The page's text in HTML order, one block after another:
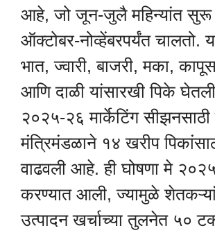
आहे, जो जून-जुलै महिन्यांत सुरू
ऑक्टोबर-नोव्हेंबरपर्यंत चालतो.
भात, ज्वारी, बाजरी, मका,
आणि दाळी यांसारखी पिके
२०२५-२६ मार्केटिंग
मंत्रिमंडळाने १४ खरीप
वाढवली आहे. ही घोषणा मे
करण्यात आली, ज्यामुळे
उत्पादन खर्चाच्या तुलनेत ५०